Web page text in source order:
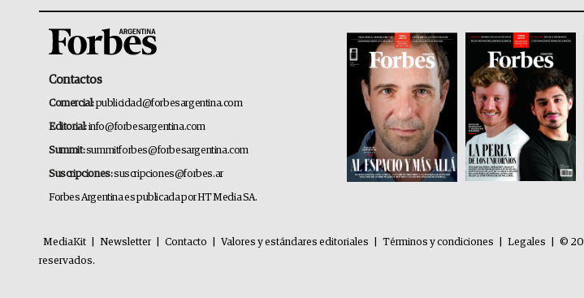
Contactos
Comercial:publicidad@forbesargentina.com
Editorial:info@forbesargentina.com
Summit:summitforbes@forbesargentina.com
Suscripciones:suscripciones@forbes.ar
Forbes Argentina es publicada por HT Media SA.
MediaKit Newsletter Contacto Valores y estándares editoriales Términos y condiciones Legales
©
reservados.